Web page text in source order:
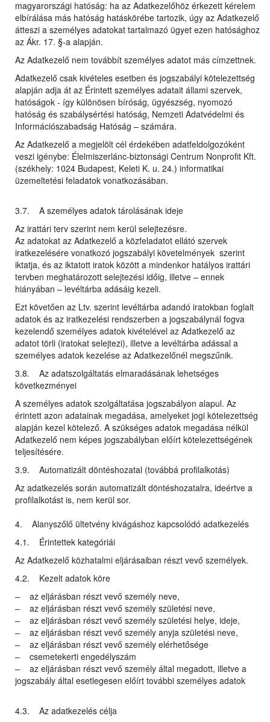
magyarországi hatóság: ha az Adatkezelőhöz érkezett kérelem
elbírálása más hatóság hatáskörébe tartozik, úgy az Adatkezelő
átteszi a személyes adatokat tartalmazó ügyet ezen hatósághoz
az Ákr. 17. §-a alapján.
Az Adatkezelő nem továbbít személyes adatot más címzettnek.
Adatkezelő csak kivételes esetben és jogszabályi kötelezettség
alapján adja át az Érintett személyes adatait állami szervek,
hatóságok - így különösen bíróság, ügyészség, nyomozó
hatóság és szabálysértési hatóság, Nemzeti Adatvédelmi és
Információszabadság Hatóság – számára.
Az Adatkezelő a megjelölt cél érdekében adatfeldolgozóként
veszi igénybe: Élelmiszerlánc-biztonsági Centrum Nonprofit Kft.
(székhely: 1024 Budapest, Keleti K. u. 24.) informatikai
üzemeltetési feladatok vonatkozásában.
3.7. A személyes adatok tárolásának ideje
Az irattári terv szerint nem kerül selejtezésre.
Az adatokat az Adatkezelő a közfeladatot ellátó szervek
iratkezelésére vonatkozó jogszabályi követelmények szerint
iktatja, és az iktatott iratok között a mindenkor hatályos irattári
tervben meghatározott selejtezési időig, illetve – ennek
hiányában – levéltárba adásáig kezeli.
Ezt követően az Ltv. szerint levéltárba adandó iratokban foglalt
adatok és az iratkezelési rendszerben a jogszabálynál fogva
kezelendő személyes adatok kivételével az Adatkezelő az
adatot törli (iratokat selejtezi), illetve a levéltárba adással a
személyes adatok kezelése az Adatkezelőnél megszűnik.
3.8. Az adatszolgáltatás elmaradásának lehetséges
következményei
A személyes adatok szolgáltatása jogszabályon alapul. Az
érintett azon adatainak megadása, amelyeket jogi kötelezettség
alapján kezel kötelező. A szükséges adatok megadása nélkül
Adatkezelő nem képes jogszabályban előírt kötelezettségének
teljesítésére.
3.9. Automatizált döntéshozatal (továbbá profilalkotás)
Az adatkezelés során automatizált döntéshozatalra, ideértve a
profilalkotást is, nem kerül sor.
4. Alanyszőlő ültetvény kivágáshoz kapcsolódó adatkezelés
4.1. Érintettek kategóriái
Az Adatkezelő közhatalmi eljárásaiban részt vevő személyek.
4.2. Kezelt adatok köre
– az eljárásban részt vevő személy neve,
– az eljárásban részt vevő személy születési neve,
– az eljárásban részt vevő személy születési helye, ideje,
– az eljárásban részt vevő személy anyja születési neve,
– az eljárásban részt vevő személy elérhetősége
– csemetekerti engedélyszám
– az eljárásban részt vevő személy által megadott, illetve a
jogszabály által esetlegesen előírt további személyes adatok
4.3. Az adatkezelés célja